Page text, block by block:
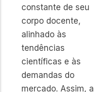
constante de seu
corpo docente,
alinhado às
tendências
científicas e às
demandas do
mercado. Assim, a